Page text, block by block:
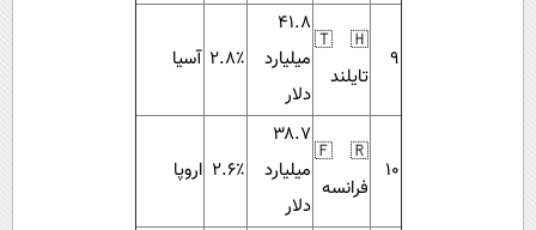
۹
🇹🇭
تایلند
۴۱.۸
میلیارد
دلار
۲.۸٪ آسیا
۱۰
🇫🇷
فرانسه
۳۸.۷
میلیارد
دلار
۲.۶٪ اروپا